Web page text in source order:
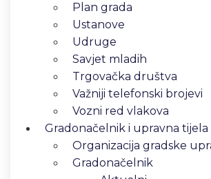
Plan grada
Ustanove
Udruge
Savjet mladih
Trgovačka društva
Važniji telefonski brojevi
Vozni red vlakova
Gradonačelnik i upravna tijela
Organizacija gradske
Gradonačelnik